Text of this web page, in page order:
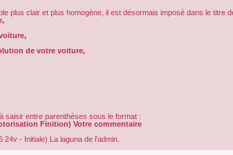
plus clair et plus homogène, il est désormais imposé dans le titre
de votre voiture,
saisir entre parenthèses sous le format :
Finition) Votre commentaire
24v - Initiale) La laguna de l'admin.